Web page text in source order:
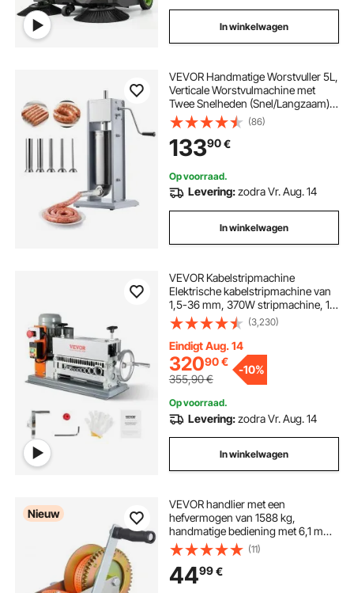
In winkelwagen
VEVOR Handmatige Worstvuller 5L,
Verticale Worstvulmachine met
Twee Snelheden (Snel/Langzaam) &
5 Vulbuizen & Handvat,
Roestvrijstalen Vleesvuller voor
Commercieel & Thuisgebruik
(86)
13390€
Op voorraad.
Levering:zodra Vr. Aug. 14
In winkelwagen
VEVOR Kabelstripmachine
Elektrische kabelstripmachine van
1,5-36 mm, 370W stripmachine, 11
stripkanalen, striptang met kruk,
65Mn veerstalen blad, ideaal voor
het strippen van koperdraad
(3,230)
Eindigt Aug. 14
32090€
355,90€
-10%
Op voorraad.
Levering:zodra Vr. Aug. 14
In winkelwagen
Nieuw
VEVOR handlier met een
hefvermogen van 1588 kg,
handmatige bediening met 6,1 m
polyester band, bootlier met
tweeweg ratelhandslinger en
lasthaak, gecoate handlier voor
boten, trailers en vrachtwagens.
(11)
4499€